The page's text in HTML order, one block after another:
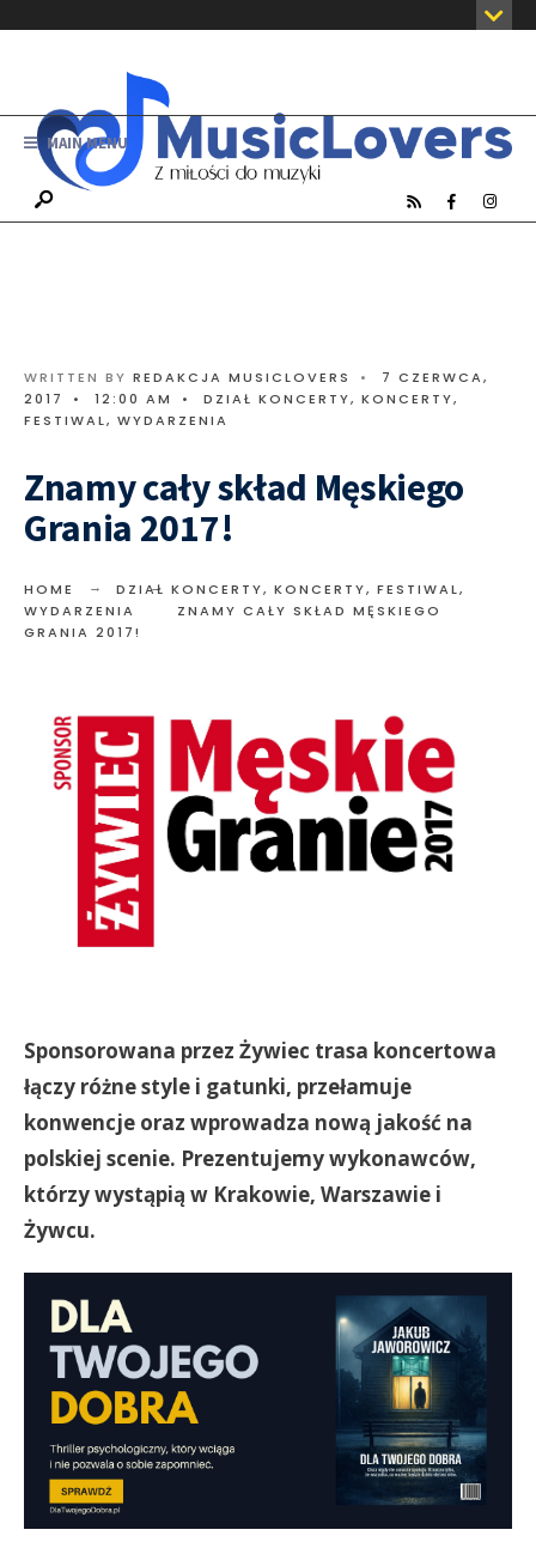
MAIN MENU
WRITTEN BY REDAKCJA MUSICLOVERS •
7 CZERWCA,
2017
• 12:00 AM • DZIAŁ KONCERTY, KONCERTY,
FESTIWAL, WYDARZENIA
Znamy cały skład Męskiego
Grania 2017!
HOME DZIAŁ KONCERTY, KONCERTY, FESTIWAL,
WYDARZENIA
ZNAMY CAŁY SKŁAD MĘSKIEGO
GRANIA 2017!
Sponsorowana przez Żywiec trasa koncertowa
łączy różne style i gatunki, przełamuje
konwencje oraz wprowadza nową jakość na
polskiej scenie. Prezentujemy wykonawców,
którzy wystąpią w Krakowie, Warszawie i
Żywcu.